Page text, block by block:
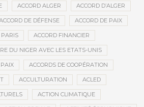
ACCORD ALGER ACCORD D’ALGER
DE DÉFENSE ACCORD DE PAIX
PARIS ACCORD FINANCIER
DU NIGER AVEC LES ETATS-UNIS
ACCORDS DE COOPÉRATION
ACCULTURATION ACLED
ACTION CLIMATIQUE